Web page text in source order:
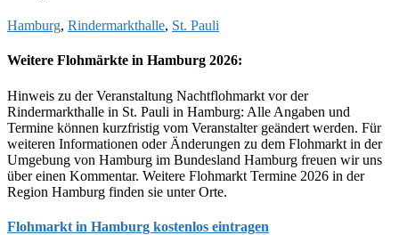
Hamburg, Rindermarkthalle, St. Pauli
Weitere Flohmärkte in Hamburg 2026:
Hinweis zu der Veranstaltung Nachtflohmarkt vor der
Rindermarkthalle in St. Pauli in Hamburg: Alle Angaben und
Termine können kurzfristig vom Veranstalter geändert werden. Für
weiteren Informationen oder Änderungen zu dem Flohmarkt in der
Umgebung von Hamburg im Bundesland Hamburg freuen wir uns
über einen Kommentar. Weitere Flohmarkt Termine 2026 in der
Region Hamburg finden sie unter Orte.
Flohmarkt in Hamburg kostenlos eintragen